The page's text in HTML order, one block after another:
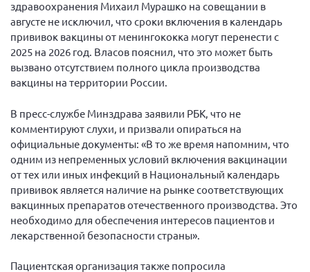
здравоохранения Михаил Мурашко на совещании в
августе не исключил, что сроки включения в календарь
прививок вакцины от менингококка могут перенести с
2025 на 2026 год. Власов пояснил, что это может быть
вызвано отсутствием полного цикла производства
вакцины на территории России.
В пресс-службе Минздрава заявили РБК, что не
комментируют слухи, и призвали опираться на
официальные документы: «В то же время напомним, что
одним из непременных условий включения вакцинации
от тех или иных инфекций в Национальный календарь
прививок является наличие на рынке соответствующих
вакцинных препаратов отечественного производства. Это
необходимо для обеспечения интересов пациентов и
лекарственной безопасности страны».
Пациентская организация также попросила